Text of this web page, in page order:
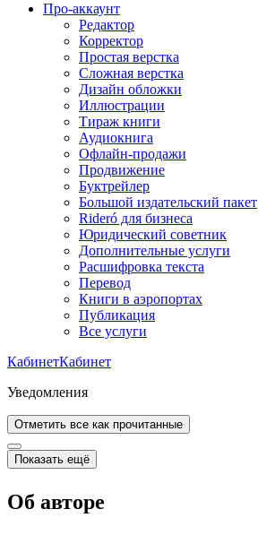
Про-аккаунт
Редактор
Корректор
Простая верстка
Сложная верстка
Дизайн обложки
Иллюстрации
Тираж книги
Аудиокнига
Офлайн-продажи
Продвижение
Буктрейлер
Большой издательский пакет
Rideró для бизнеса
Юридический советник
Дополнительные услуги
Расшифровка текста
Перевод
Книги в аэропортах
Публикация
Все услуги
КабинетКабинет
Уведомления
Отметить все как прочитанные
Показать ещё
Об авторе